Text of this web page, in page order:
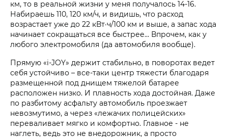
км, то в реальной жизни у меня получалось 14-16.
Набираешь 110, 120 км/ч, и видишь, что расход
возрастает уже до 22 кВт·ч/100 км и выше, а запас хода
начинает сокращаться все быстрее… Впрочем, как у
любого электромобиля (да автомобиля вообще).
Прямую «i‑JOY» держит стабильно, в поворотах ведет
себя устойчиво – все-таки центр тяжести благодаря
размещенной под днищем тяжелой батарее
расположен низко. И плавность хода достойная. Даже
по разбитому асфальту автомобиль проезжает
невозмутимо, а через «лежачих полицейских»
переваливает мягко и комфортно. Главное - не
наглеть, ведь это не внедорожник, а просто